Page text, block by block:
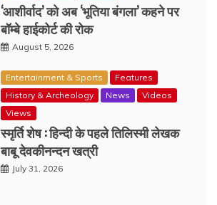
‘आशीर्वाद’ को अब ‘भूतिया बंगला’ कहने पर
बॉम्बे हाईकोर्ट की रोक
August 5, 2026
Entertainment & Sports
Features
History & Archeology
News
Videos
Views
स्मृर्ति शेष : हिन्दी के पहले तिलिस्मी लेखक
बाबू देवकीनन्दन खत्री
July 31, 2026